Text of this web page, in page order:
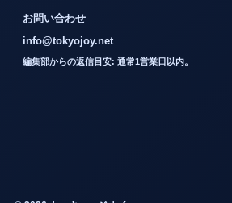
お問い合わせ
info@tokyojoy.net
編集部からの返信目安: 通常1営業日以内。